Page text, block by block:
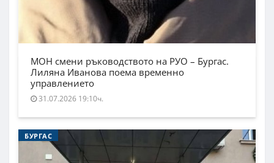
МОН смени ръководството на РУО – Бургас.
Лиляна Иванова поема временно
управлението
31.07.2026 19:10ч.
БУРГАС